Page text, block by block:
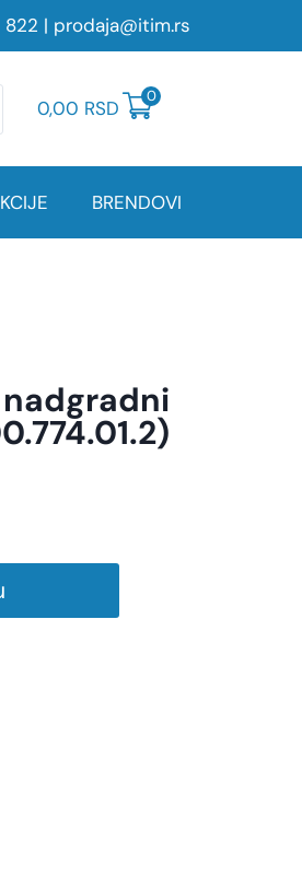
822 | prodaja@itim.rs
0,00 RSD
0
BRENDOVI